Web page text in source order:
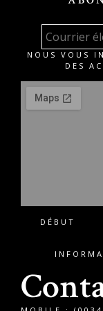
NOUS VOUS
DES
DÉBUT